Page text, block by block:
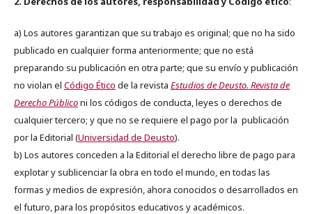
a) Los autores garantizan que su trabajo es original; que no ha sido
publicado en cualquier forma anteriormente; que no está
preparando su publicación en otra parte; que su envío y publicación
no violan el Código Ético de la revista Estudios de Deusto. Revista de
Derecho Públiconi los códigos de conducta, leyes o derechos de
cualquier tercero; y que no se requiere el pago por la publicación
por la Editorial (Universidad de Deusto).
b) Los autores conceden a la Editorial el derecho libre de pago para
explotar y sublicenciar la obra en todo el mundo, en todas las
formas y medios de expresión, ahora conocidos o desarrollados en
el futuro, para los propósitos educativos y académicos.